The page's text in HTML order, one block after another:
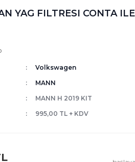
YAG FILTRESI CONTA ILE
Volkswagen
MANN
MANN H 2019 KIT
995,00 TL + KDV